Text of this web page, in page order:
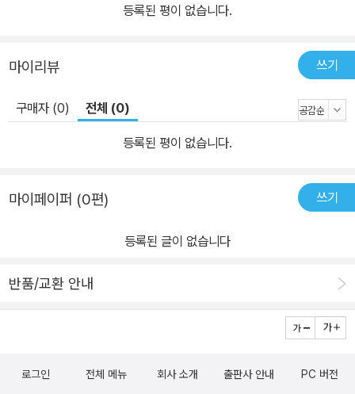
현상은 그동안 핵무장을 금기시해왔던 한국 내부의 ‘여론 주도층’, 즉
를 더 이상 주저하지 않을 정도로 공론화되고 있다는 사실이다. 심지
어 핵무장을 전제하고, 그렇다면 한국 자체적으로 핵무기를 개발할
것인가, 미군의 핵무기를 재배치할 것인가로까지 의견을 공론화하여
피력한다. 이에 대해 저자는 ‘자체 핵무기 개발론’에 대해서는 NPT
와 IAEA의 ‘안전조치협정(Safeguards Agreement)’에 의거한 상
‘사용후핵연료의 재처리’ 및 ‘우라늄 농축’ 능력을 갖추지 못한 점을
들어 현실적?물리적으로 불가함을 강조한다. 또한 ‘미군 핵무기 재배
치’에 대해서는 미군 핵무기를 한국 영토에 재배치하는 것은 ‘한국에
한미 양국 정부가 견지하고 있는 비핵화 정책 노선과 어긋난다는 점
국의 핵무장은 곧 영구 분단으로 가는 길이다’라는 강한 신념을 갖고
어떤 방식이든 한국의 핵무장에 반대한다. 그리고 한반도 평화와 비
등록된 평이 없습니다.
마이리뷰 쓰기
구매자 (0) 전체 (0)
등록된 평이 없습니다.
마이페이퍼 (0편) 쓰기
등록된 글이 없습니다
반품/교환 안내
로그인 전체 메뉴 회사 소개 출판사 안내 PC 버전